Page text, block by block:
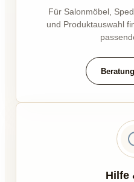
Für Salonmöbel,
und Produktauswahl
Hilfe